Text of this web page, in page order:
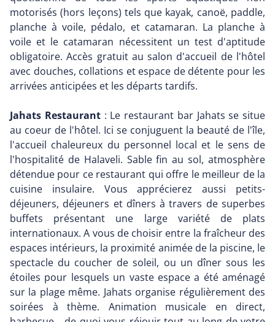
motorisés (hors leçons) tels que kayak, canoë, paddle,
planche à voile, pédalo, et catamaran. La planche à
voile et le catamaran nécessitent un test d'aptitude
obligatoire. Accès gratuit au salon d'accueil de l'hôtel
avec douches, collations et espace de détente pour les
arrivées anticipées et les départs tardifs.
Jahats Restaurant: Le restaurant bar Jahats se situe
au coeur de l'hôtel. Ici se conjuguent la beauté de l'île,
l'accueil chaleureux du personnel local et le sens de
l'hospitalité de Halaveli. Sable fin au sol, atmosphère
détendue pour ce restaurant qui offre le meilleur de la
cuisine insulaire. Vous apprécierez aussi petits-
déjeuners, déjeuners et dîners à travers de superbes
buffets présentant une large variété de plats
internationaux. A vous de choisir entre la fraîcheur des
espaces intérieurs, la proximité animée de la piscine, le
spectacle du coucher de soleil, ou un dîner sous les
étoiles pour lesquels un vaste espace a été aménagé
sur la plage même. Jahats organise régulièrement des
soirées à thème. Animation musicale en direct,